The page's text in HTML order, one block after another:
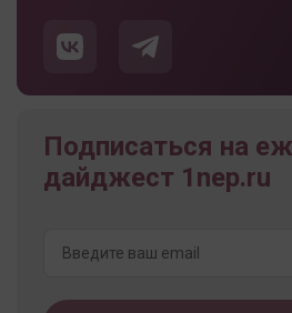
Подписаться на
дайджест 1nep.ru